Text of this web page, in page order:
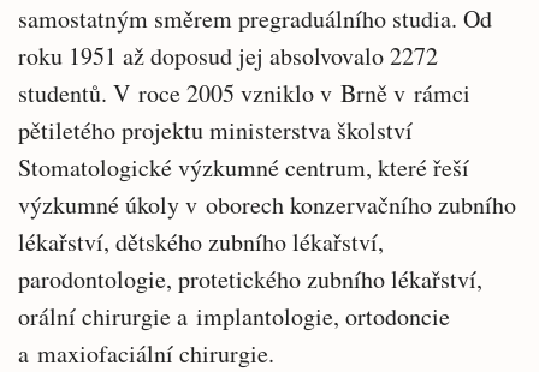
samostatným směrem pregraduálního studia. Od
roku 1951 až doposud jej absolvovalo 2272
studentů. V roce 2005 vzniklo v Brně v rámci
pětiletého projektu ministerstva školství
Stomatologické výzkumné centrum, které řeší
výzkumné úkoly v oborech konzervačního zubního
lékařství, dětského zubního lékařství,
parodontologie, protetického zubního lékařství,
orální chirurgie a implantologie, ortodoncie
a maxiofaciální chirurgie.